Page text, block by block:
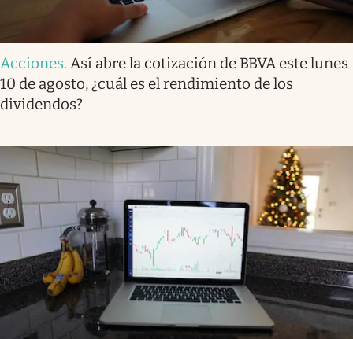
Acciones. Así abre la cotización de BBVA este lunes
10 de agosto, ¿cuál es el rendimiento de los
dividendos?